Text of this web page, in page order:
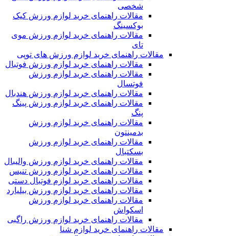
شخصی
مقالات راهنمای خرید لوازم ورزش کیک
بوکسینگ
مقالات راهنمای خرید لوازم ورزش موی
تای
مقالات راهنمای خرید لوازم ورزش های توپی
مقالات راهنمای خرید لوازم ورزش فوتبال
مقالات راهنمای خرید لوازم ورزش
فوتسال
مقالات راهنمای خرید لوازم ورزش هندبال
مقالات راهنمای خرید لوازم ورزش پینگ
پنگ
مقالات راهنمای خرید لوازم ورزش
بدمینتون
مقالات راهنمای خرید لوازم ورزش
بسکتبال
مقالات راهنمای خرید لوازم ورزش والیبال
مقالات راهنمای خرید لوازم ورزش تنیس
مقالات راهنمای خرید لوازم فوتبال دستی
مقالات راهنمای خرید لوازم ورزش بیلیارد
مقالات راهنمای خرید لوازم ورزش
اسکواش
مقالات راهنمای خرید لوازم ورزش راگبی
مقالات راهنمای خرید لوازم شنا